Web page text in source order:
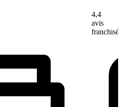
4,4
avis
franchisé